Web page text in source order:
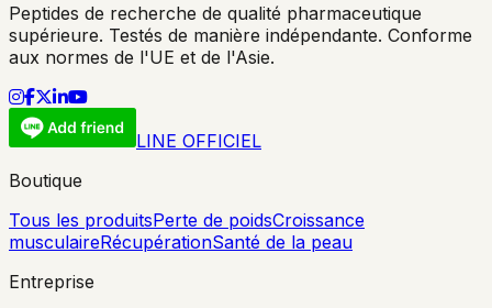
Peptides de recherche de qualité pharmaceutique
supérieure. Testés de manière indépendante. Conforme
aux normes de l'UE et de l'Asie.
LINE OFFICIEL
Boutique
Tous les produitsPerte de poidsCroissance
musculaireRécupérationSanté de la peau
Entreprise